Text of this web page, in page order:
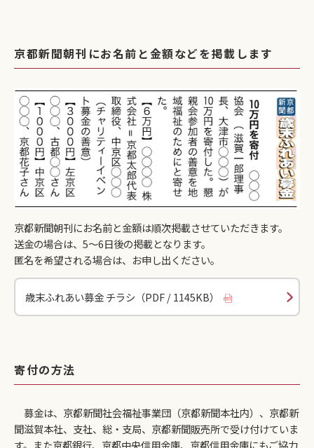
京都新聞朝刊にお名前と金額などを掲載します
京都新聞朝刊にお名前と金額は順次掲載させていただきます。
送金の場合は、5〜6日後の掲載となります。
匿名を希望される場合は、お申し出ください。
歳末ふれあい募金 チラシ（PDF / 1145KB）
寄付の方法
募金は、京都新聞社会福祉事業団（京都新聞本社内）、京都新
聞滋賀本社、支社、総・支局、京都新聞販売所で受け付けていま
す。また京都銀行、京都中央信用金庫、京都信用金庫にもご協力